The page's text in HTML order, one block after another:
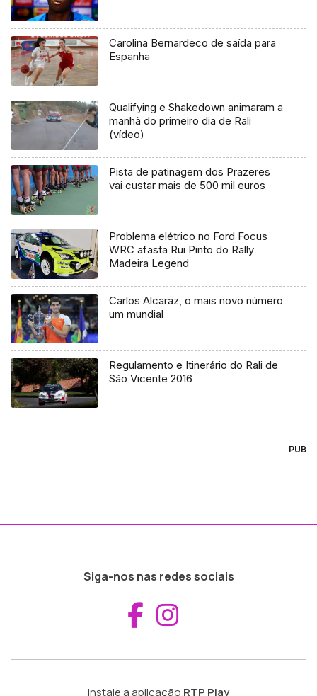
Carolina Bernardeco de saída para
Espanha
Qualifying e Shakedown animaram a
manhã do primeiro dia de Rali
(vídeo)
Pista de patinagem dos Prazeres
vai custar mais de 500 mil euros
Problema elétrico no Ford Focus
WRC afasta Rui Pinto do Rally
Madeira Legend
Carlos Alcaraz, o mais novo número
um mundial
Regulamento e Itinerário do Rali de
São Vicente 2016
PUB
Siga-nos nas redes sociais
Aceder ao
Instale a aplicação RTP Play